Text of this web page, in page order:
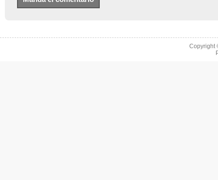
Copyright